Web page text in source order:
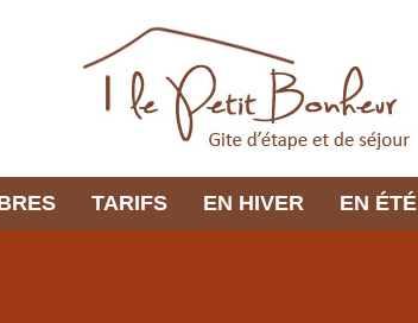
TARIFS EN HIVER EN ÉTÉ